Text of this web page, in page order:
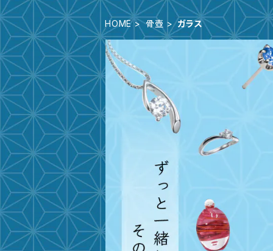
HOME 骨壺 ガラス